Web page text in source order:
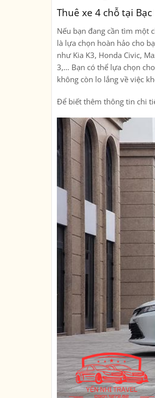
Thuê xe 4 chỗ tại
Nếu bạn đang cần tìm một
là lựa chọn hoàn hảo cho
như Kia K3, Honda Civic,
3,… Bạn có thể lựa chọn
không còn lo lắng về việc
Để biết thêm thông tin chi